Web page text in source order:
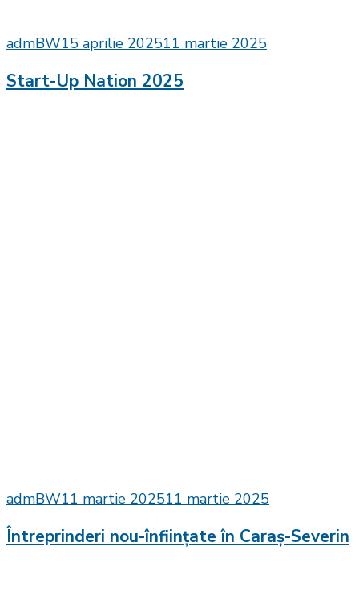
admBW15 aprilie 202511 martie 2025
Start-Up Nation 2025
admBW11 martie 202511 martie 2025
Întreprinderi nou-înființate în Caraș-Severin